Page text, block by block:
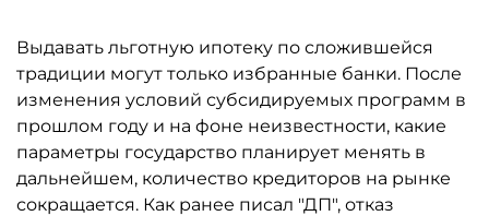
Выдавать льготную ипотеку по сложившейся
традиции могут только избранные банки. После
изменения условий субсидируемых программ в
прошлом году и на фоне неизвестности, какие
параметры государство планирует менять в
дальнейшем, количество кредиторов на рынке
сокращается. Как ранее писал "ДП", отказ